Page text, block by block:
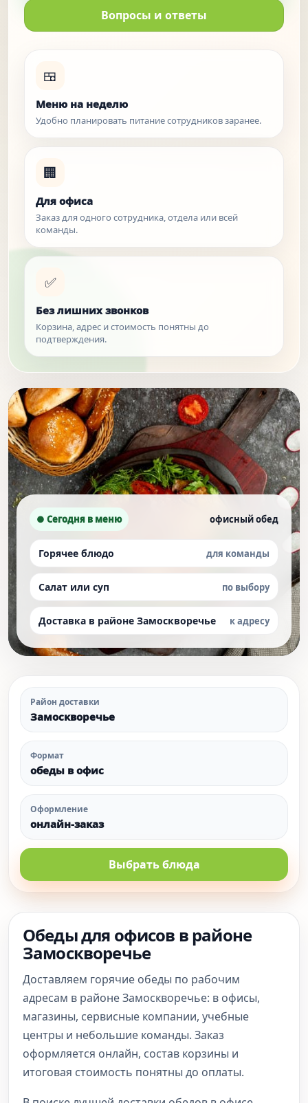
Вопросы и ответы
🍱
Меню на неделю
Удобно планировать питание сотрудников заранее.
🏢
Для офиса
Заказ для одного сотрудника, отдела или всей
команды.
✅
Без лишних звонков
Корзина, адрес и стоимость понятны до
подтверждения.
● Сегодня в меню офисный обед
Горячее блюдо для команды
Салат или суп по выбору
Доставка в районе Замоскворечье к адресу
Район доставки
Замоскворечье
Формат
обеды в офис
Оформление
онлайн-заказ
Выбрать блюда
Обеды для офисов в районе
Замоскворечье
Доставляем горячие обеды по рабочим
адресам в районе Замоскворечье: в офисы,
магазины, сервисные компании, учебные
центры и небольшие команды. Заказ
оформляется онлайн, состав корзины и
итоговая стоимость понятны до оплаты.